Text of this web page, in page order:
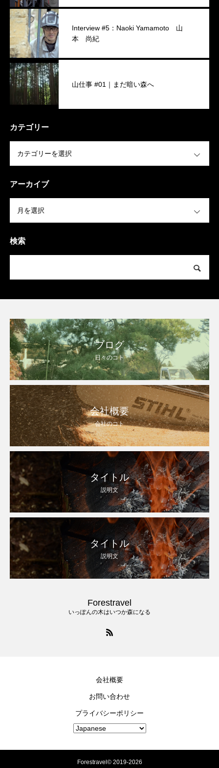
Interview #5：Naoki Yamamoto 山
本 尚紀
山仕事 #01｜まだ暗い森へ
カテゴリー
アーカイブ
検索
ブログ
日々のコト
会社概要
会社のコト
タイトル
説明文
タイトル
説明文
Forestravel
いっぽんの木はいつか森になる
会社概要
お問い合わせ
プライバシーポリシー
Forestravel© 2019-2026